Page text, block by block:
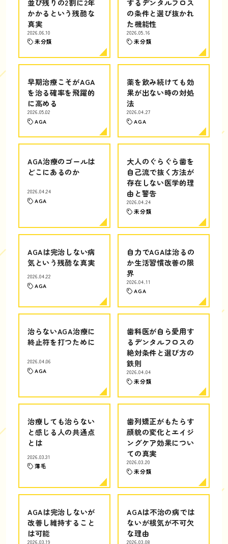
かかるという残酷な
真実
2026.06.10
未分類
の条件と選び抜かれ
た機能性
2026.05.16
未分類
早期治療こそがAGA
を治る確率を飛躍的
に高める
2026.05.02
AGA
薬を飲み続けても効
果が出ない時の対処
法
2026.04.27
AGA
AGA治療のゴールは
どこにあるのか
2026.04.24
AGA
大人のぐらぐら歯を
自己流で抜く方法が
存在しない医学的理
由と警告
2026.04.24
未分類
AGAは完治しない病
気という残酷な真実
2026.04.22
AGA
自力でAGAは治るの
か生活習慣改善の限
界
2026.04.11
AGA
治らないAGA治療に
終止符を打つために
2026.04.06
AGA
歯科医が自ら愛用す
るデンタルフロスの
絶対条件と選び方の
鉄則
2026.04.04
未分類
治療しても治らない
と感じる人の共通点
とは
2026.03.31
薄毛
歯列矯正がもたらす
顔貌の変化とエイジ
ングケア効果につい
ての真実
2026.03.20
未分類
AGAは完治しないが
改善し維持すること
は可能
2026.03.19
AGAは不治の病では
ないが根気が不可欠
な理由
2026.03.08